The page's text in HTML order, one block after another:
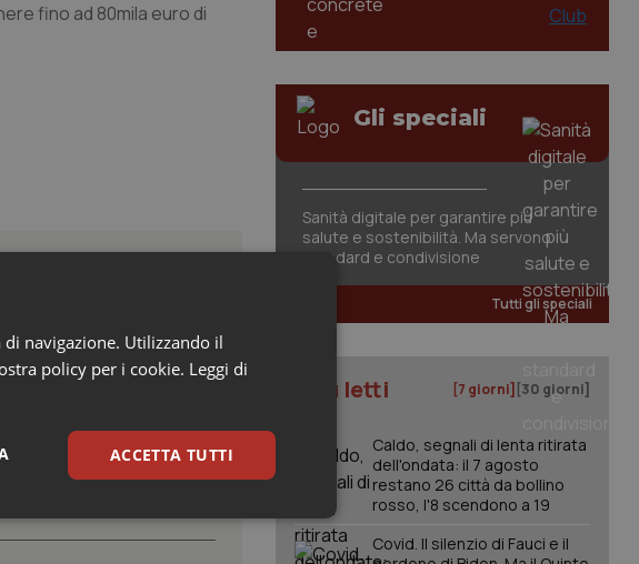
fino ad 80mila euro di
approvazione
rinnovo
per la prima volta
la necessità di
Gli speciali
Sanità digitale per garantire più
salute e sostenibilità. Ma servono
standard e condivisione
Tutti gli speciali
I più letti [7 giorni] [30 giorni]
Caldo, segnali di lenta ritirata
dell'ondata: il 7 agosto
restano 26 città da bollino
rosso, l'8 scendono a 19
Covid. Il silenzio di Fauci e il
navigazione. Utilizzando il
policy per i cookie. Leggi di
ACCETTA TUTTI
Marketing